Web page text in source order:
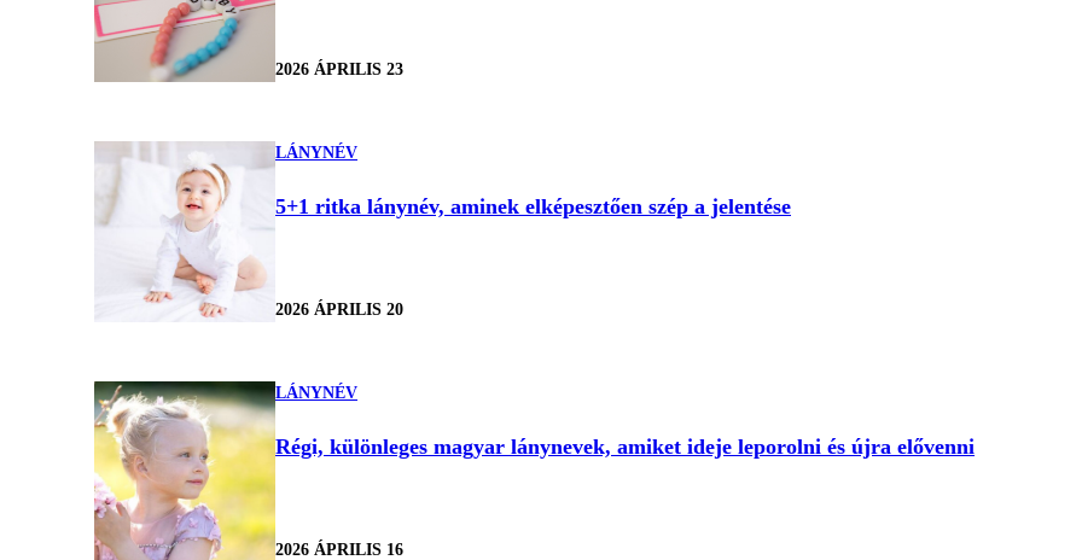
2026 ÁPRILIS 23
LÁNYNÉV
5+1 ritka lánynév, aminek elképesztően szép a jelentése
2026 ÁPRILIS 20
LÁNYNÉV
Régi, különleges magyar lánynevek, amiket ideje leporolni és újra elővenni
2026 ÁPRILIS 16